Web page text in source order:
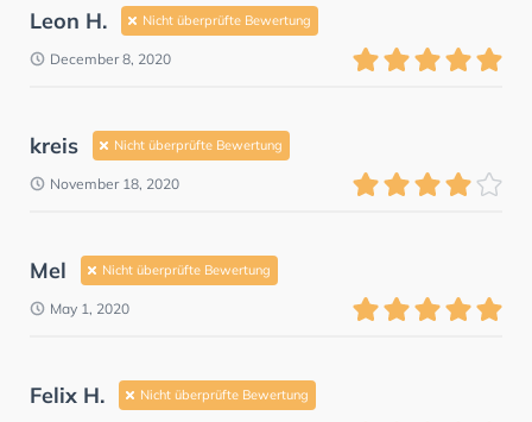
Leon H. Nicht überprüfte Bewertung
December 8, 2020
kreis Nicht überprüfte Bewertung
November 18, 2020
Mel Nicht überprüfte Bewertung
May 1, 2020
Felix H. Nicht überprüfte Bewertung